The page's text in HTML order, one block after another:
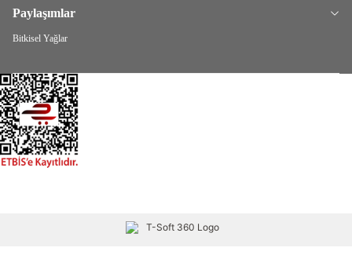
Paylaşımlar
Bitkisel Yağlar